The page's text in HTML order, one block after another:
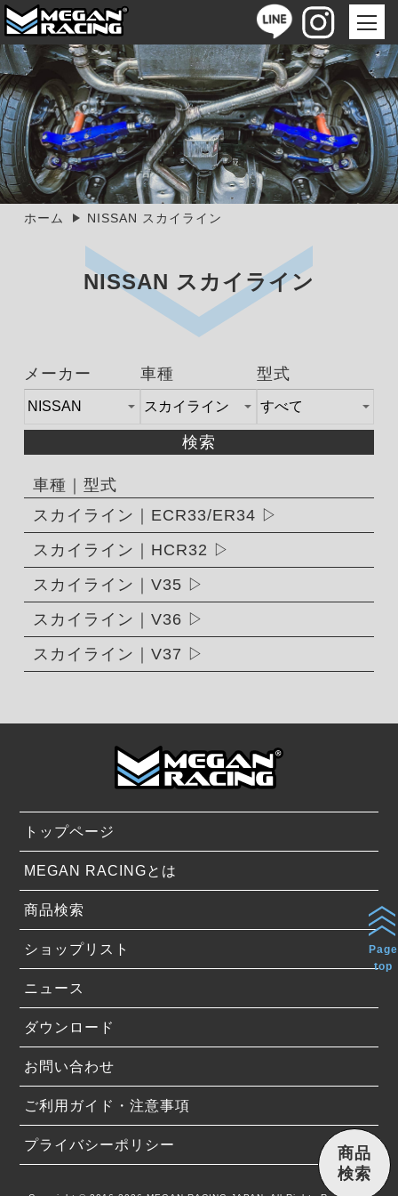
ホーム NISSAN スカイライン
NISSAN スカイライン
メーカー 車種 型式
検索
車種｜型式
スカイライン｜ECR33/ER34
スカイライン｜HCR32
スカイライン｜V35
スカイライン｜V36
スカイライン｜V37
トップページ
MEGAN RACINGとは
商品検索
ショップリスト
ニュース
ダウンロード
お問い合わせ
ご利用ガイド・注意事項
プライバシーポリシー
Page
top
商品
検索